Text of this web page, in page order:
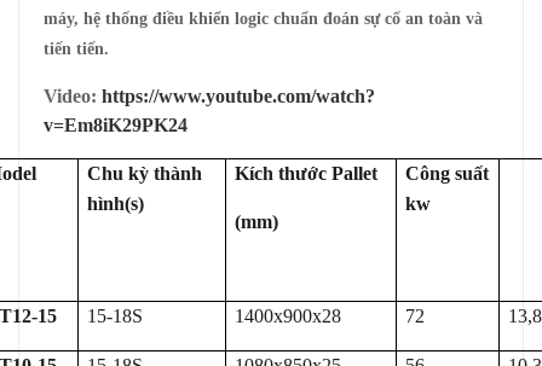
máy, hệ thống điều khiển logic chuẩn đoán sự cố an toàn và
tiến tiến.
Video: https://www.youtube.com/watch?
v=Em8iK29PK24
Chu kỳ thành
hình(s)
Kích thước Pallet
(mm)
Công suất
kw
15 15-18S 1400x900x28 72 13,8